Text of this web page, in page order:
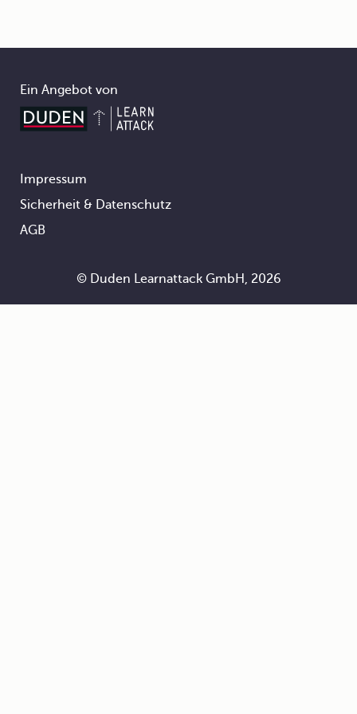
Ein Angebot von
Footer
Impressum
Sicherheit & Datenschutz
AGB
© Duden Learnattack GmbH, 2026